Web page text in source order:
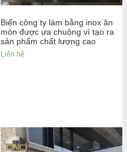
Biển công ty làm bằng inox ăn
mòn được ưa chuộng vì tạo ra
sản phẩm chất lượng cao
Liên hệ